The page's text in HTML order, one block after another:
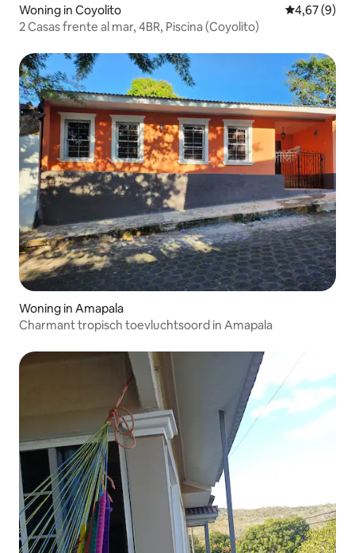
Woning in Coyolito Gemiddelde
4,67 (9)
2 Casas frente al mar, 4BR, Piscina (Coyolito)
Woning in Amapala
Charmant tropisch toevluchtsoord in Amapala